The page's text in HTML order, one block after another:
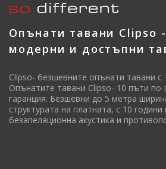
Опънати тавани Clipso
модерни и достъпни
Clipso- безшевните опънати тавани с
Опънатите тавани Clipso- 10 пъти по-
гаранция. Безшевни до 5 метра
структурата на платната, с 10 години
безапелационна акустика и